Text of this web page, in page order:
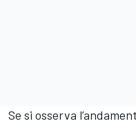
Se si osserva